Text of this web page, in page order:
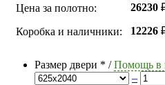
Цена за полотно: 26230
Коробка и наличники: 12226
Размер двери * /Помощь в
–